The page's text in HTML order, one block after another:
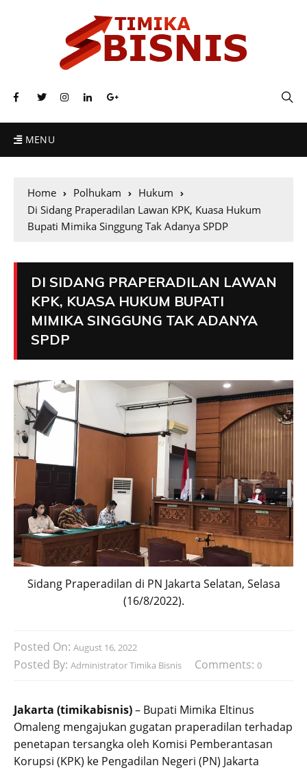
MENU
Home Polhukam
Hukum
Di Sidang Praperadilan Lawan KPK, Kuasa Hukum
Bupati Mimika Singgung Tak Adanya SPDP
DI SIDANG PRAPERADILAN LAWAN
KPK, KUASA HUKUM BUPATI
MIMIKA SINGGUNG TAK ADANYA
SPDP
Sidang Praperadilan di PN Jakarta Selatan, Selasa
(16/8/2022).
Posted On: August 16, 2022
Posted By: Administrator Timika Bisnis Comments: 0
Jakarta (timikabisnis)– Bupati Mimika Eltinus
Omaleng mengajukan gugatan praperadilan terhadap
penetapan tersangka oleh Komisi Pemberantasan
Korupsi (KPK) ke Pengadilan Negeri (PN) Jakarta